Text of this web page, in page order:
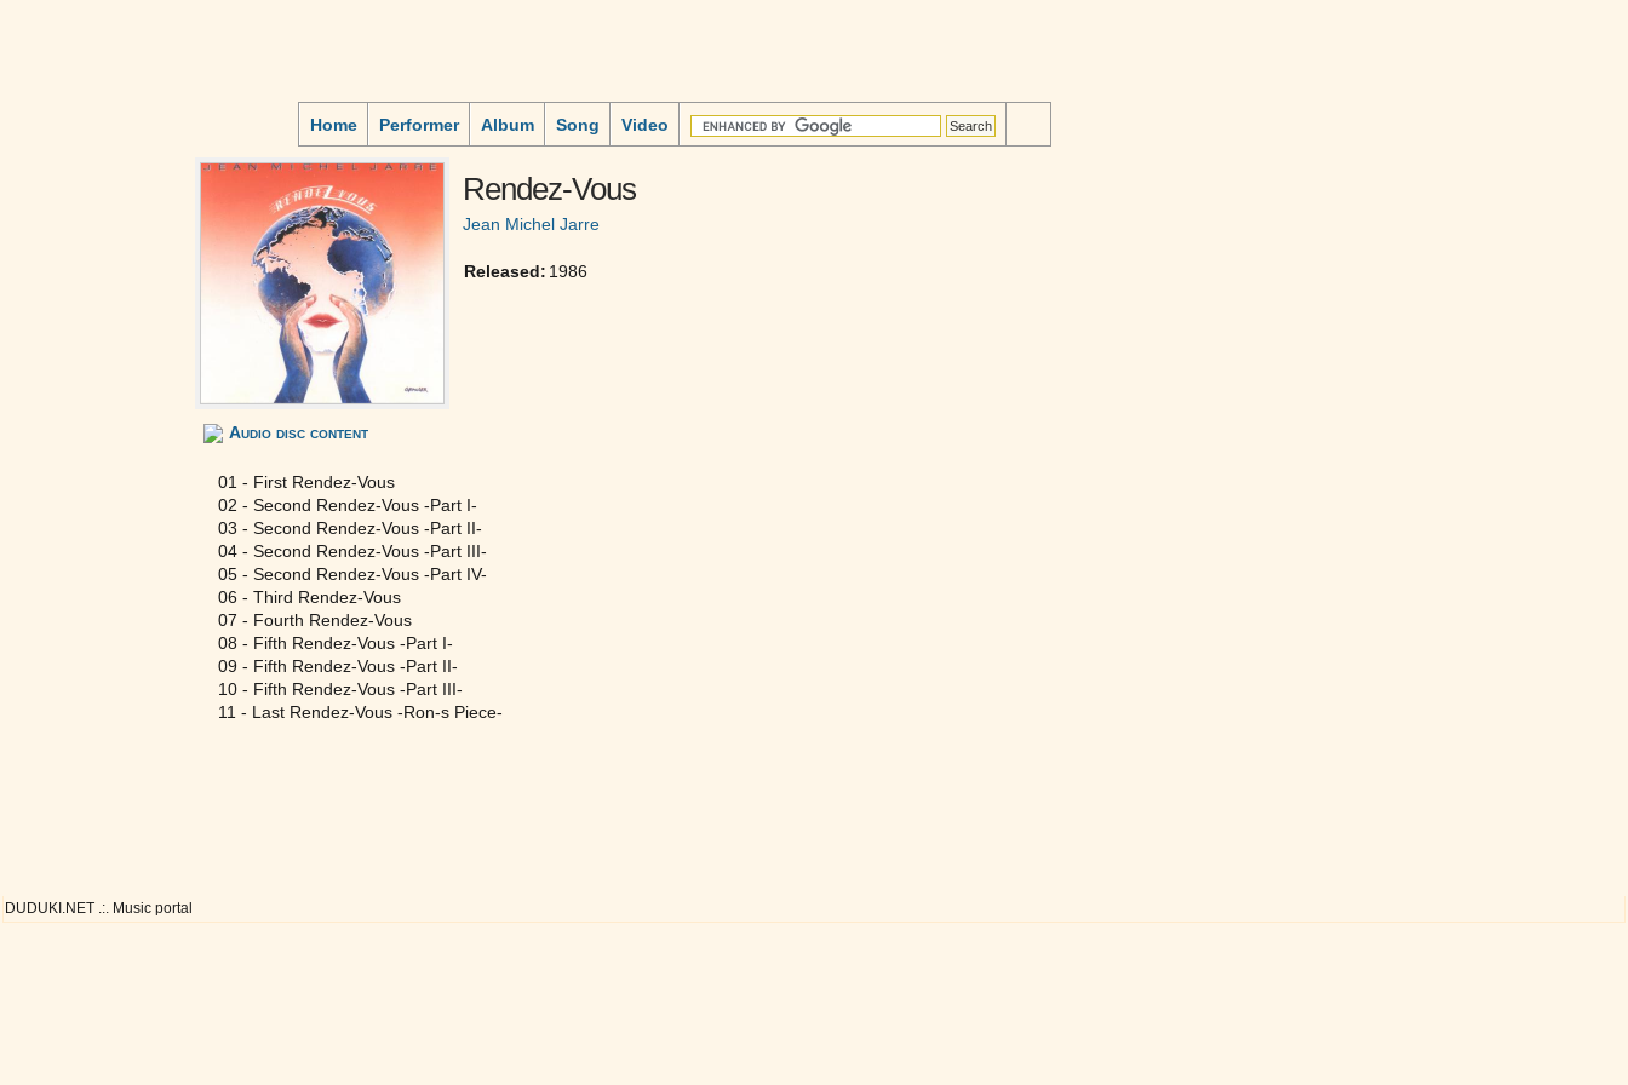
Home Performer Album Song Video
Rendez-Vous
Jean Michel Jarre
Released: 1986
Audio disc content
01 - First Rendez-Vous
02 - Second Rendez-Vous -Part I-
03 - Second Rendez-Vous -Part II-
04 - Second Rendez-Vous -Part III-
05 - Second Rendez-Vous -Part IV-
06 - Third Rendez-Vous
07 - Fourth Rendez-Vous
08 - Fifth Rendez-Vous -Part I-
09 - Fifth Rendez-Vous -Part II-
10 - Fifth Rendez-Vous -Part III-
11 - Last Rendez-Vous -Ron-s Piece-
DUDUKI.NET .:. Music portal